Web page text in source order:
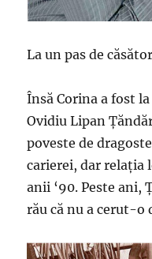
La un pas de
Însă Corina a fost
Ovidiu Lipan
poveste de
carierei, dar relația
anii ‘90. Peste ani,
rău că nu a cerut-o